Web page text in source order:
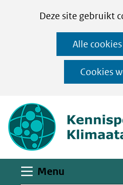
CookiesDeze site gebruikt
op
deze
website
worden
toegestaan
Alle
Cookies
Menu